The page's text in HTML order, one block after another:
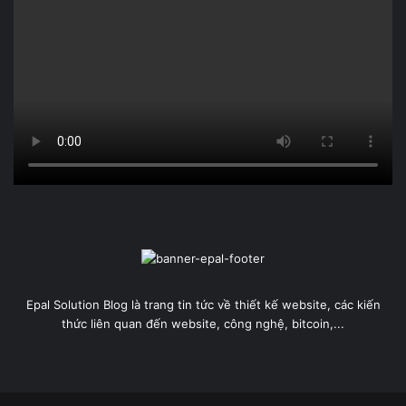
đầu tư, mức độ chấp nhận rủi ro và đánh giá cá nhân của
bạn về tiềm năng của dự án. Dưới đây là một số yếu tố để
bạn cân nhắc:
Tiềm năng tăng trưởng:
điều này có thể tạo ra nhu cầu đáng kể khi hệ
Epal Solution Blog là trang tin tức về thiết kế website, các kiến
thức liên quan đến website, công nghệ, bitcoin,...